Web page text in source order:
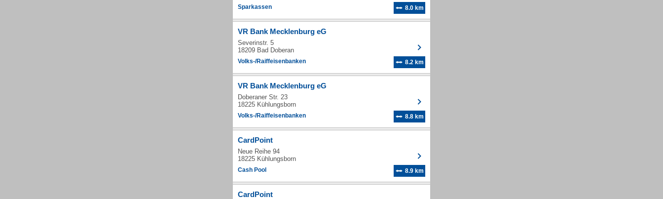
Sparkassen 8.0 km
VR Bank Mecklenburg eG
Severinstr. 5
18209 Bad Doberan
Volks-/Raiffeisenbanken 8.2 km
VR Bank Mecklenburg eG
Doberaner Str. 23
18225 Kühlungsborn
Volks-/Raiffeisenbanken 8.8 km
CardPoint
Neue Reihe 94
18225 Kühlungsborn
Cash Pool 8.9 km
CardPoint